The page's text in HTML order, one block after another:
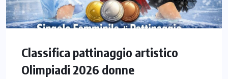
Classifica pattinaggio artistico
Olimpiadi 2026 donne